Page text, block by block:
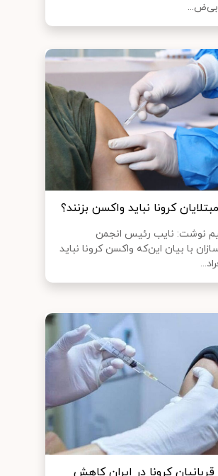
بی‌ض...
کرونا نباید واکسن بزنند؟
نوشت: نایب رئیس انجمن
با بیان این‌که واکسن کرونا نباید
قربانیان کرونا در ایران کاهش